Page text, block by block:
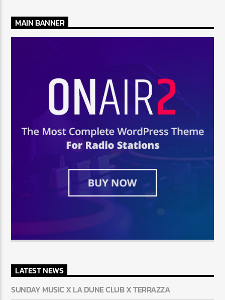
MAIN BANNER
LATEST NEWS
SUNDAY MUSIC X LA DUNE CLUB X TERRAZZA